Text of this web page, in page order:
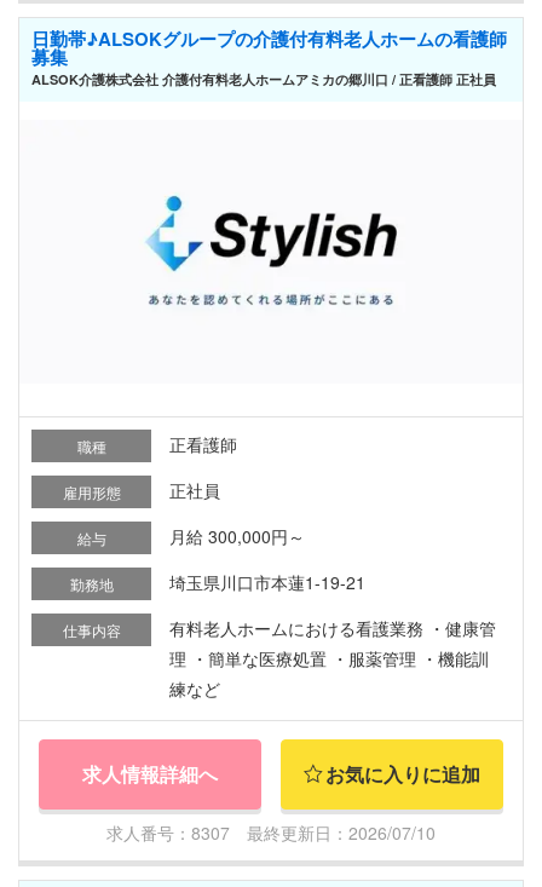
日勤帯♪ALSOKグループの介護付有料老人ホームの看護師
募集
ALSOK介護株式会社 介護付有料老人ホームアミカの郷川口 / 正看護師 正社員
職種 正看護師
雇用形態 正社員
給与 月給 300,000円～
勤務地 埼玉県川口市本蓮1-19-21
仕事内容
有料老人ホームにおける看護業務 ・健康管
理 ・簡単な医療処置 ・服薬管理 ・機能訓
練など
求人情報詳細へ お気に入りに追加
求人番号：8307 最終更新日：2026/07/10